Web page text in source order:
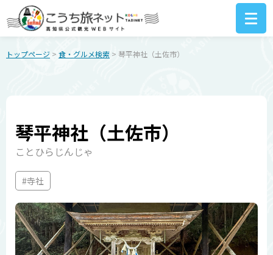
トップページ > 食・グルメ検索 > 琴平神社（土佐市）
琴平神社（土佐市）
ことひらじんじゃ
#寺社